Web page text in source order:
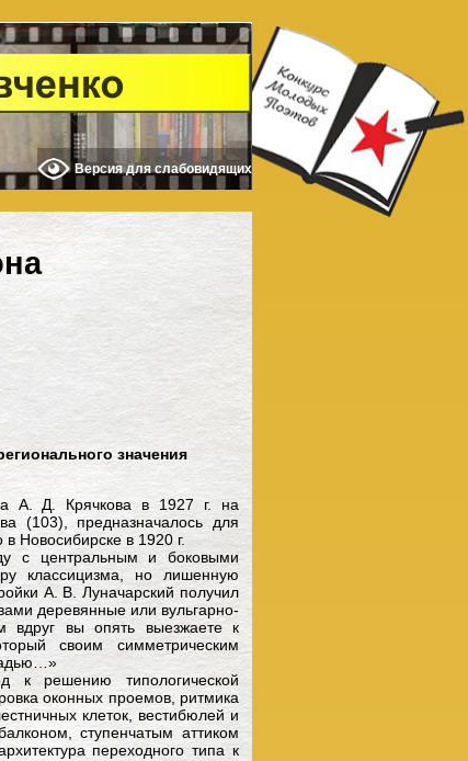
Версия для слабовидящих
значения
А. Д. Крячкова в 1927 г. на
(103), предназначалось для
в Новосибирске в 1920 г.
с центральным и боковыми
классицизма, но лишенную
А. В. Луначарский получил
деревянные или вульгарно-
вдруг вы опять выезжаете к
своим симметрическим
к решению типологической
оконных проемов, ритмика
клеток, вестибюлей и
ступенчатым аттиком
переходного типа к